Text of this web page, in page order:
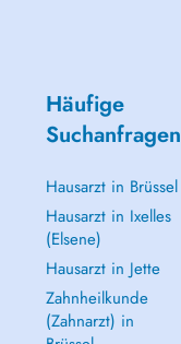
Häufige
Suchanfragen
Hausarzt in Brüssel
Hausarzt in Ixelles
(Elsene)
Hausarzt in Jette
Zahnheilkunde
(Zahnarzt) in